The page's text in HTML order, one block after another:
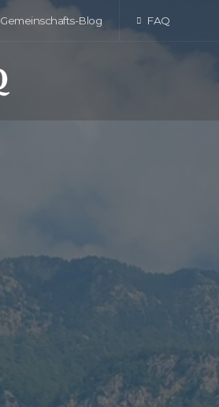
Gemeinschafts-Blog FAQ